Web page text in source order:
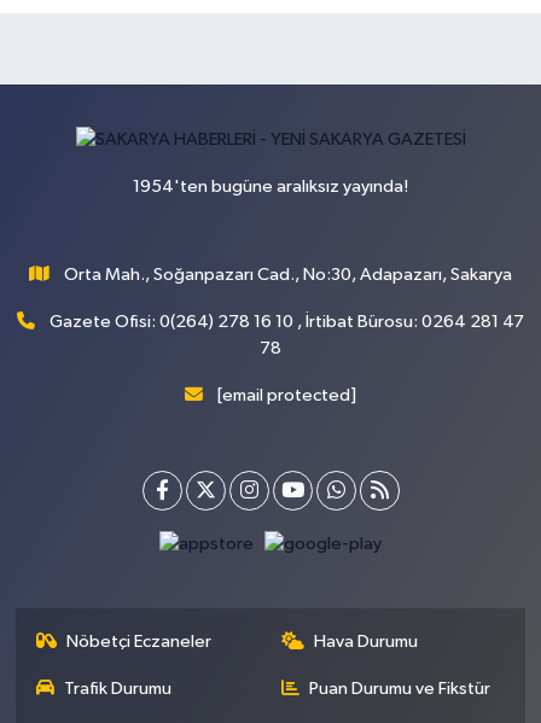
1954'ten bugüne aralıksız yayında!
Orta Mah., Soğanpazarı Cad., No:30, Adapazarı, Sakarya
Gazete Ofisi: 0(264) 278 16 10 , İrtibat Bürosu: 0264 281 47
78
[email protected]
Nöbetçi Eczaneler Hava Durumu
Trafik Durumu Puan Durumu ve Fikstür